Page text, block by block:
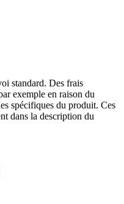
standard. Des frais
exemple en raison du
spécifiques du produit. Ces
dans la description du